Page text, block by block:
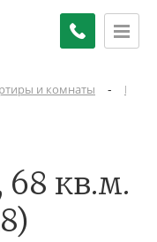
и комнаты -
68 кв.м.